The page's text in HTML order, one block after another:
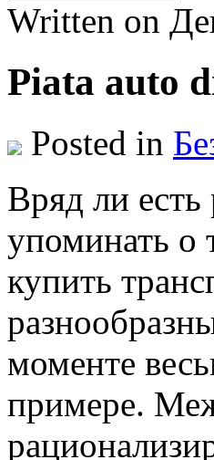
Written on
Piata auto
Posted in
Вряд ли eсть
упоминать о
купить
моменте
примере.